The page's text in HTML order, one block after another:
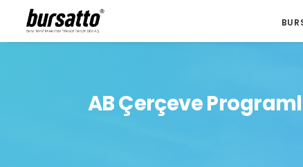
AB Çerçeve